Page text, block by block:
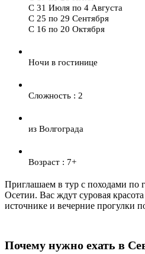
С 31 Июля по 4 Августа
С 25 по 29 Сентября
С 16 по 20 Октября
Ночи в гостинице
Сложность : 2
из Волгограда
Возраст : 7+
Приглашаем в тур с походами по
Осетии. Вас ждут суровая
источнике и вечерние прогулки
Почему нужно ехать в